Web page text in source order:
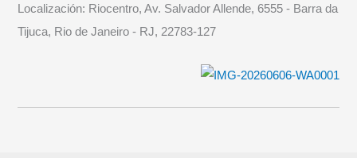
Localización: Riocentro, Av. Salvador Allende, 6555 - Barra da
Tijuca, Rio de Janeiro - RJ, 22783-127